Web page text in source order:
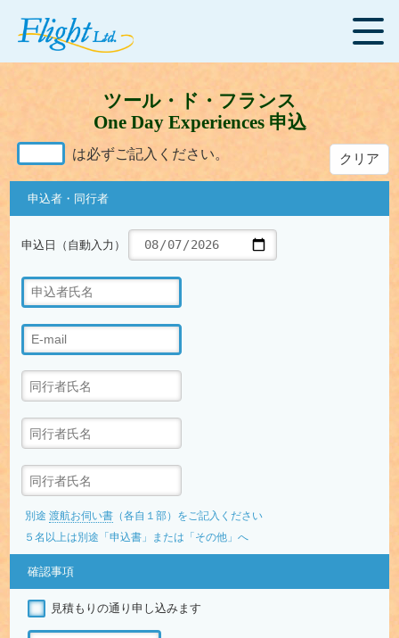
ツール・ド・フランス
One Day Experiences 申込
は必ずご記入ください。 クリア
申込者・同行者
申込日（自動入力）
別途 渡航お伺い書（各自１部）をご記入ください
５名以上は別途「申込書」または「その他」へ
確認事項
見積もりの通り申し込みます